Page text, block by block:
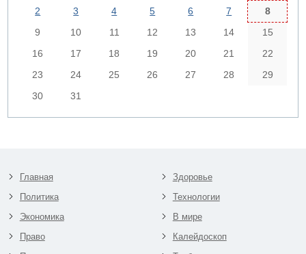
2
3 4 5 6 7
8
9
10 11 12 13 14
15
16
17 18 19 20 21
22
23
24 25 26 27 28
29
30
31
Главная
Политика
Экономика
Право
Здоровье
Технологии
В мире
Калейдоскоп